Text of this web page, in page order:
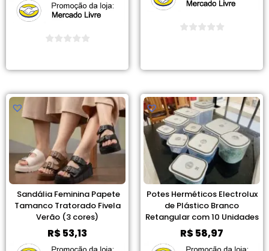
Sandália Feminina Papete
Tamanco Tratorado Fivela
Verão (3 cores)
R$53,13
Potes Herméticos Electrolux
de Plástico Branco
Retangular com 10 Unidades
R$58,97